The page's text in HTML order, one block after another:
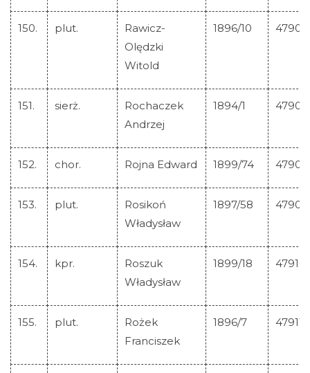
150. plut.
Rawicz-
Olędzki
Witold
1896/10 47906
151. sierż.
Rochaczek
Andrzej
1894/1 47907
152. chor. Rojna Edward 1899/74 47908
153. plut.
Rosikoń
Władysław
1897/58 47909
154. kpr.
Roszuk
Władysław
1899/18 47910
155. plut.
Rożek
Franciszek
1896/7 47911